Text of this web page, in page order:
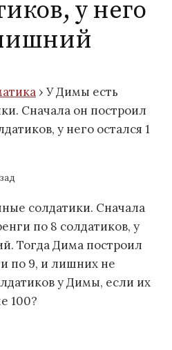
у него
› У Димы есть
Сначала он построил
у него остался 1
солдатики. Сначала
по 8 солдатиков, у
Тогда Дима построил
по 9, и лишних не
у Димы, если их
100?